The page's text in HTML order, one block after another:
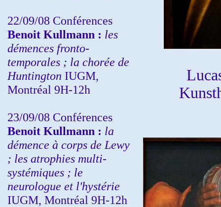
22/09/08 Conférences
Benoit Kullmann : les
démences fronto-
temporales ; la chorée de
Huntington IUGM,
Montréal 9H-12h
23/09/08 Conférences
Benoit Kullmann : la
démence à corps de Lewy
; les atrophies multi-
systémiques ; le
neurologue et l'hystérie
IUGM, Montréal 9H-12h